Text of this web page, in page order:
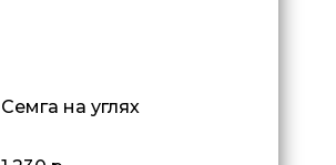
Семга на углях